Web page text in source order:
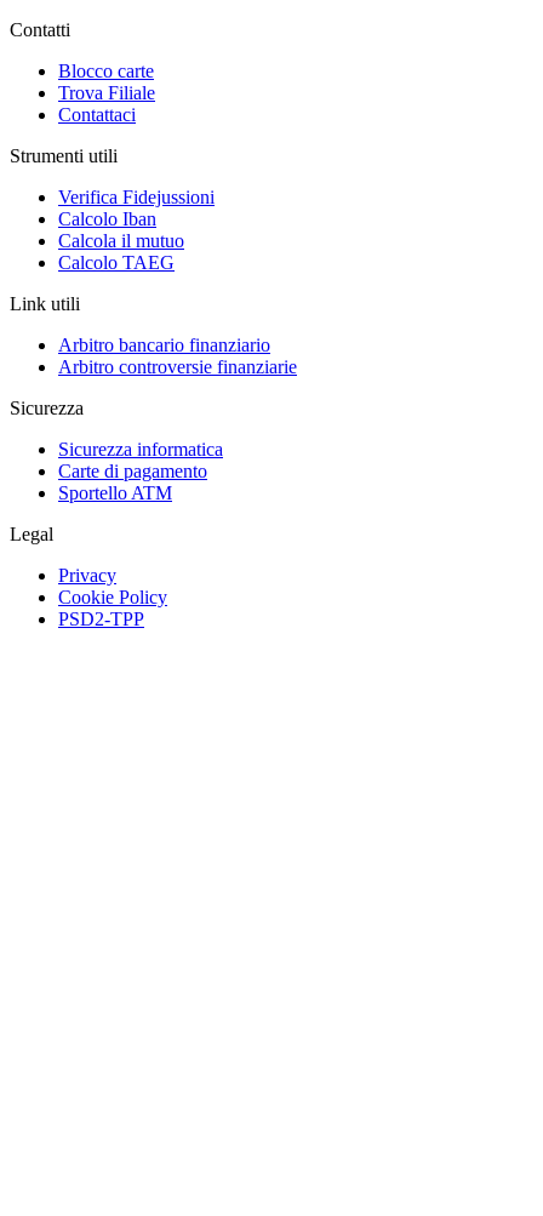
Contatti
Blocco carte
Trova Filiale
Contattaci
Strumenti utili
Verifica Fidejussioni
Calcolo Iban
Calcola il mutuo
Calcolo TAEG
Link utili
Arbitro bancario finanziario
Arbitro controversie finanziarie
Sicurezza
Sicurezza informatica
Carte di pagamento
Sportello ATM
Legal
Privacy
Cookie Policy
PSD2-TPP